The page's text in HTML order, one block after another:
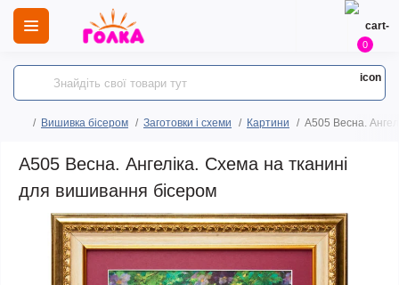
0
Вишивка бісером Заготовки і схеми Картини A505 Весна.
A505 Весна. Ангеліка. Схема на тканині
для вишивання бісером